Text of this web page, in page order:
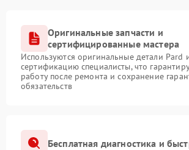
Оригинальные запчасти и
сертифицированные мастера
Используются оригинальные детали
сертификацию специалисты, что
работу после ремонта и сохранение
обязательств
Бесплатная диагностика и